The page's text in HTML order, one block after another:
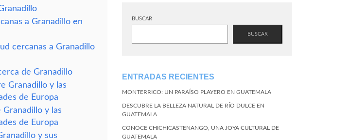
a Granadillo en
cercanas a Granadillo
de Granadillo
Granadillo y las
de Europa
Granadillo y las
de Europa
y sus
BUSCAR
BUSCAR
ENTRADAS RECIENTES
MONTERRICO: UN PARAÍSO PLAYERO EN GUATEMALA
DESCUBRE LA BELLEZA NATURAL DE RÍO DULCE EN
GUATEMALA
CONOCE CHICHICASTENANGO, UNA JOYA CULTURAL DE
GUATEMALA